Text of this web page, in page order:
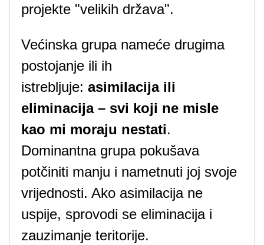
projekte "velikih država".
Većinska grupa nameće drugima
postojanje ili ih
istrebljuje: asimilacija ili
eliminacija – svi koji ne misle
kao mi moraju nestati.
Dominantna grupa pokušava
potčiniti manju i nametnuti joj svoje
vrijednosti. Ako asimilacija ne
uspije, sprovodi se eliminacija i
zauzimanje teritorije.